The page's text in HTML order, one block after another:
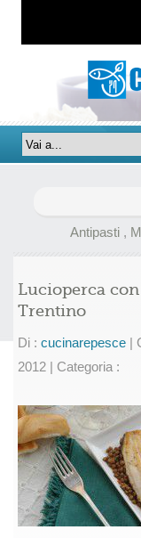
Antipasti ,
Lucioperca
Trentino
Di : cucinarepesce |
2012 | Categoria :